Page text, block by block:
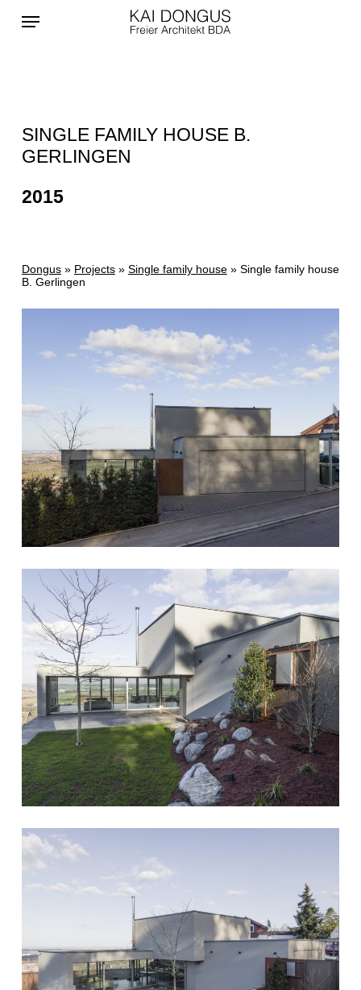
Menu
SINGLE FAMILY HOUSE B.
GERLINGEN
2015
Dongus» Projects» Single family house» Single family house
B. Gerlingen